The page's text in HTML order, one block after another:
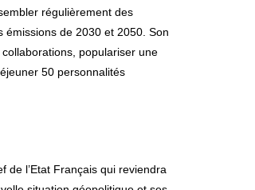
régulièrement des
émissions de 2030 et 2050. Son
populariser une
50 personnalités
de l’Etat Français qui reviendra